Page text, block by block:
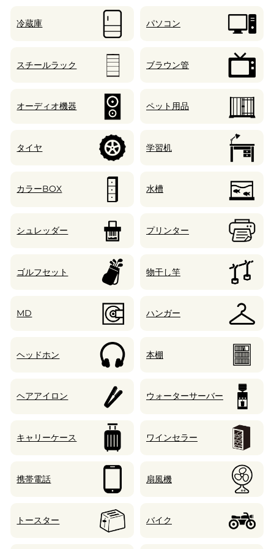
冷蔵庫 パソコン
スチールラック ブラウン管
オーディオ機器 ペット用品
タイヤ 学習机
カラーBOX 水槽
シュレッダー プリンター
ゴルフセット 物干し竿
MD ハンガー
ヘッドホン 本棚
ヘアアイロン ウォーターサーバー
キャリーケース ワインセラー
携帯電話 扇風機
トースター バイク